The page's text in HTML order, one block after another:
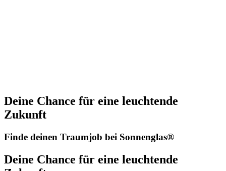
Deine Chance für eine leuchtende
Zukunft
Finde deinen Traumjob bei Sonnenglas®
Deine Chance für eine leuchtende